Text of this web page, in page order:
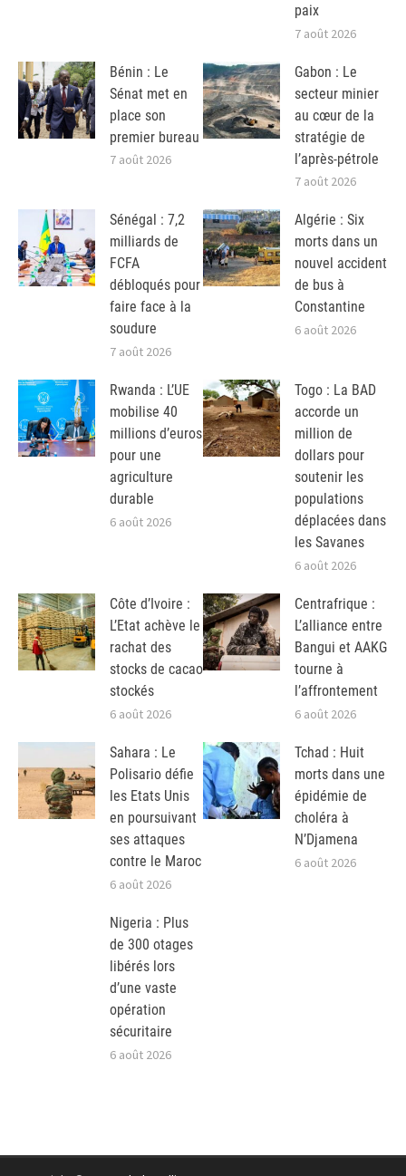
paix
7 août 2026
Bénin : Le
Sénat met en
place son
premier bureau
7 août 2026
Gabon : Le
secteur minier
au cœur de la
stratégie de
l’après-pétrole
7 août 2026
Sénégal : 7,2
milliards de
FCFA
débloqués pour
faire face à la
soudure
7 août 2026
Algérie : Six
morts dans un
nouvel accident
de bus à
Constantine
6 août 2026
Rwanda : L’UE
mobilise 40
millions d’euros
pour une
agriculture
durable
6 août 2026
Togo : La BAD
accorde un
million de
dollars pour
soutenir les
populations
déplacées dans
les Savanes
6 août 2026
Côte d’Ivoire :
L’Etat achève le
rachat des
stocks de cacao
stockés
6 août 2026
Centrafrique :
L’alliance entre
Bangui et AAKG
tourne à
l’affrontement
6 août 2026
Sahara : Le
Polisario défie
les Etats Unis
en poursuivant
ses attaques
contre le Maroc
6 août 2026
Tchad : Huit
morts dans une
épidémie de
choléra à
N’Djamena
6 août 2026
Nigeria : Plus
de 300 otages
libérés lors
d’une vaste
opération
sécuritaire
6 août 2026